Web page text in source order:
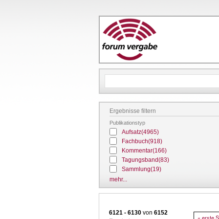
Ergebnisse filtern
Publikationstyp
Aufsatz(4965)
Fachbuch(918)
Kommentar(166)
Tagungsband(83)
Sammlung(19)
mehr...
Erste
« erste
6121 - 6130 von 6152